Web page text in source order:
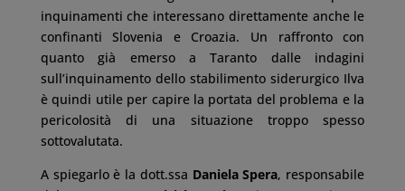
inquinamenti che interessano direttamente anche le
confinanti Slovenia e Croazia. Un raffronto con
quanto già emerso a Taranto dalle indagini
sull’inquinamento dello stabilimento siderurgico Ilva
è quindi utile per capire la portata del problema e la
pericolosità di una situazione troppo spesso
sottovalutata.
A spiegarlo è la dott.ssa Daniela Spera, responsabile